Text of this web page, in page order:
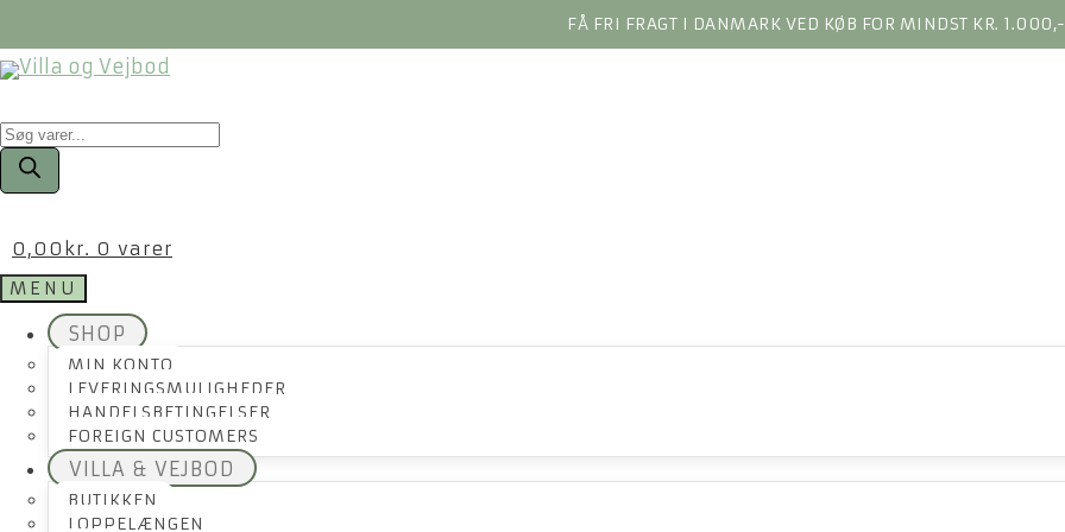
FÅ FRI FRAGT I DANMARK VED KØB FOR MINDST KR. 1.000,-
Products
search
0,00 kr. 0 varer
MENU
SHOP
MIN KONTO
LEVERINGSMULIGHEDER
HANDELSBETINGELSER
FOREIGN CUSTOMERS
VILLA & VEJBOD
BUTIKKEN
LOPPELÆNGEN